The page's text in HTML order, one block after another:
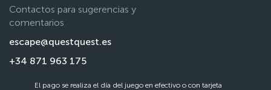
Contactos para sugerencias y
comentarios
escape@questquest.es
+34 871 963 175
El pago se realiza el día del juego en efectivo o con tarjeta